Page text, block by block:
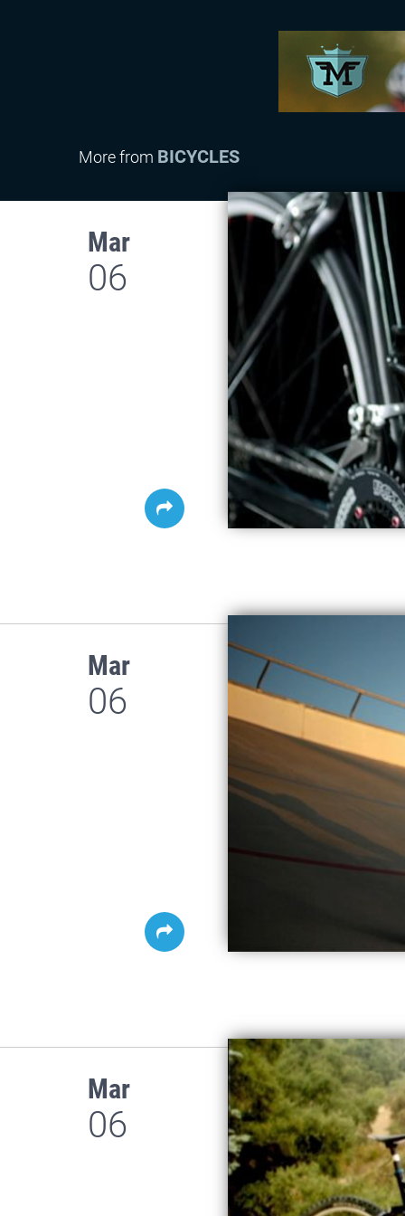
More from BICYCLES
Mar
06
Mar
06
Mar
06